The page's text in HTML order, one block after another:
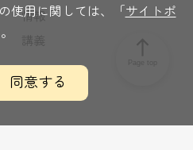
north
情報
講義
使用に関しては、「 サイトポ
同意する